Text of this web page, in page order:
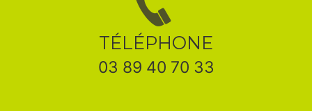
TÉLÉPHONE
03 89 40 70 33